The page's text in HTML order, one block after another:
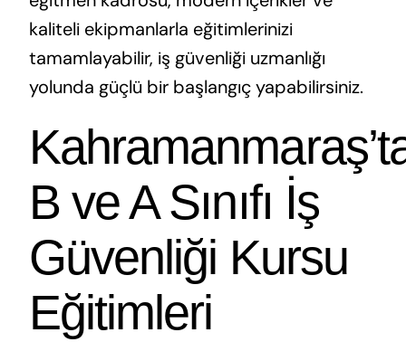
kaliteli ekipmanlarla eğitimlerinizi
tamamlayabilir, iş güvenliği uzmanlığı
yolunda güçlü bir başlangıç yapabilirsiniz.
B ve A Sınıfı İş
Güvenliği Kursu
Eğitimleri